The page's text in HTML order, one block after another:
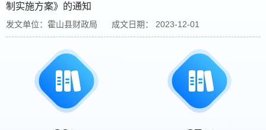
制实施方案》的通知
发文单位：霍山县财政局 成文日期： 2023-12-01